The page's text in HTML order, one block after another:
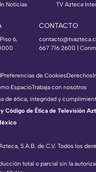
Noticias
TV Azteca
6,
CONTACTO
667 716 2600 |
S.A.B. de C.V. Todos los
total o parcial sin la
Preferencias de CookiesDerechos
EspacioTrabaja con nosotros
de ética, integridad y
Código de Ética de Televisión